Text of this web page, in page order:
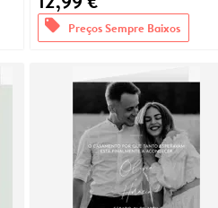
offers Preços Sempre Baixos